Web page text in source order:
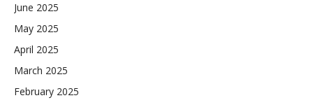
June 2025
May 2025
April 2025
March 2025
February 2025